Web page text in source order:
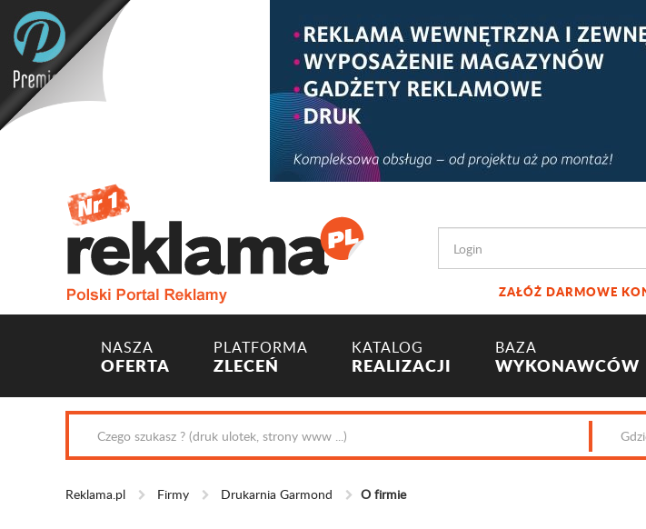
ZAŁÓŻ DARMOWE
NASZA
OFERTA
PLATFORMA
ZLECEŃ
KATALOG
REALIZACJI
BAZA
WYKONAWCÓW
Reklama.pl Firmy Drukarnia Garmond O firmie